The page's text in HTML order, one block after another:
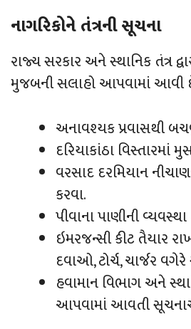
નાગરિકોને તંત્રની સૂચના
રાજ્ય સરકાર અને સ્થાનિક તંત્ર
મુજબની સલાહો આપવામાં આવી
અનાવશ્યક પ્રવાસથી
દરિયાકાંઠા વિસ્તારમાં
વરસાદ દરમિયાન
કરવા.
પીવાના પાણીની
ઇમરજન્સી કીટ તૈયાર
દવાઓ, ટોર્ચ, ચાર્જર
હવામાન વિભાગ અને
આપવામાં આવતી